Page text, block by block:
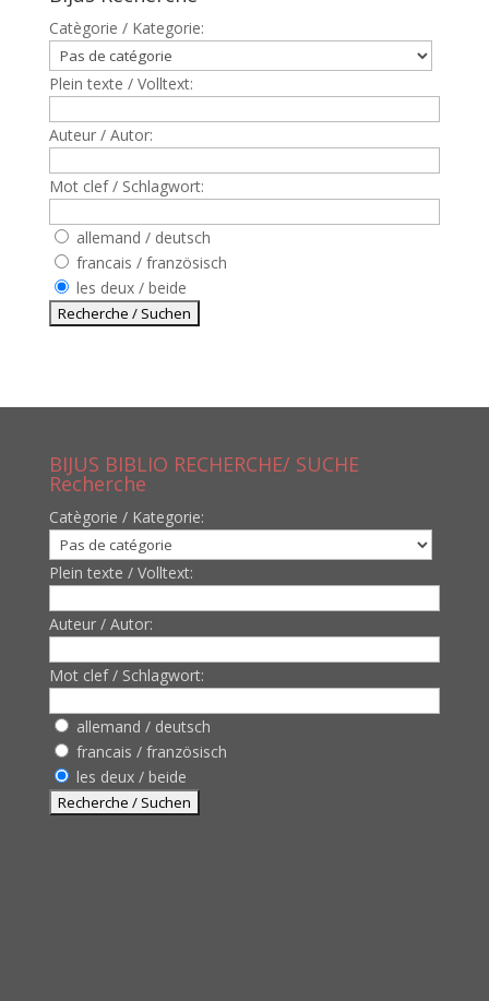
Catègorie / Kategorie:
Plein texte / Volltext:
Auteur / Autor:
Mot clef / Schlagwort:
allemand / deutsch
francais / französisch
les deux / beide
BIJUS BIBLIO RECHERCHE/ SUCHE
Recherche
Catègorie / Kategorie:
Plein texte / Volltext:
Auteur / Autor:
Mot clef / Schlagwort:
allemand / deutsch
francais / französisch
les deux / beide